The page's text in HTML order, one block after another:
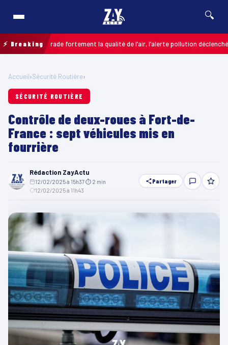
🔍
⚡ Breaking
dégrade fortement la qualité de l’air, l’alerte pollution déclenchée
Accueil›Sécurité Routière›
SÉCURITÉ ROUTIÈRE
Contrôle de deux-roues à Fort-de-
France : sept véhicules mis en
fourrière
Rédaction ZayActu
12/02/2025 à 15h37⏱ 2 min
12/02/2025 à 11h43
Partager